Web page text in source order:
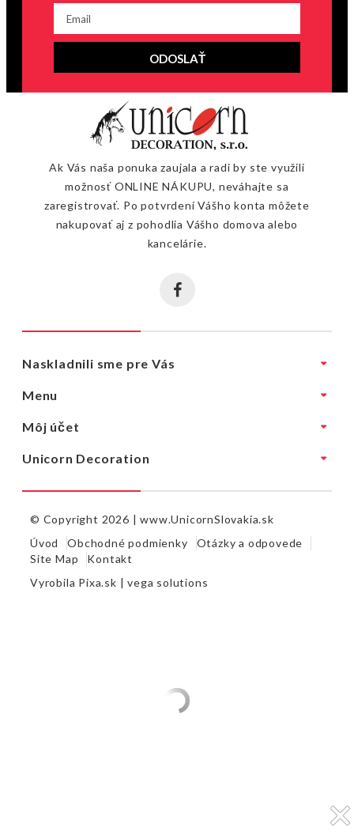
ODOSLAŤ
Ak Vás naša ponuka zaujala a radi by ste využili
možnosť ONLINE NÁKUPU, neváhajte sa
zaregistrovať. Po potvrdení Vášho konta môžete
nakupovať aj z pohodlia Vášho domova alebo
kancelárie.
Naskladnili sme pre Vás
Menu
Môj účet
Unicorn Decoration
© Copyright 2026 |www.UnicornSlovakia.sk
Úvod
Obchodné podmienky
Otázky a odpovede
Site Map
Kontakt
Vyrobila Pixa.sk |vega solutions